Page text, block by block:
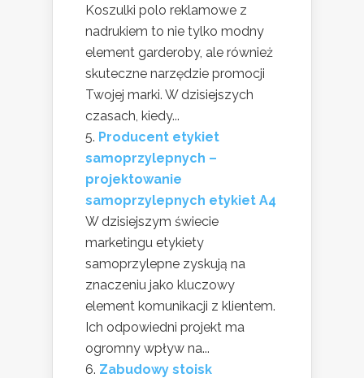
Koszulki polo reklamowe z
nadrukiem to nie tylko modny
element garderoby, ale również
skuteczne narzędzie promocji
Twojej marki. W dzisiejszych
czasach, kiedy...
Producent etykiet
samoprzylepnych –
projektowanie
samoprzylepnych etykiet A4
W dzisiejszym świecie
marketingu etykiety
samoprzylepne zyskują na
znaczeniu jako kluczowy
element komunikacji z klientem.
Ich odpowiedni projekt ma
ogromny wpływ na...
Zabudowy stoisk